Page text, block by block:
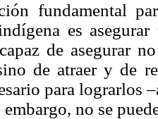
fundamental
es
de asegurar
de atraer y de
para lograrlos
no se